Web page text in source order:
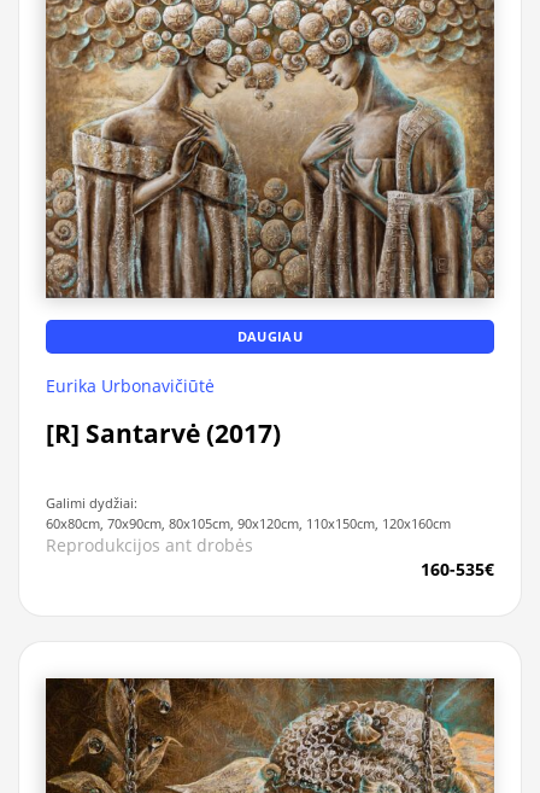
DAUGIAU
Eurika Urbonavičiūtė
[R] Santarvė (2017)
Galimi dydžiai:
60x80cm, 70x90cm, 80x105cm, 90x120cm, 110x150cm, 120x160cm
Reprodukcijos ant drobės
160-535€